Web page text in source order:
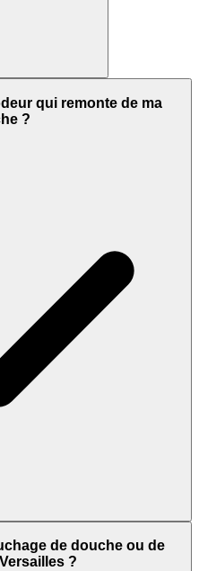
qui remonte de ma
?
de douche ou de
?